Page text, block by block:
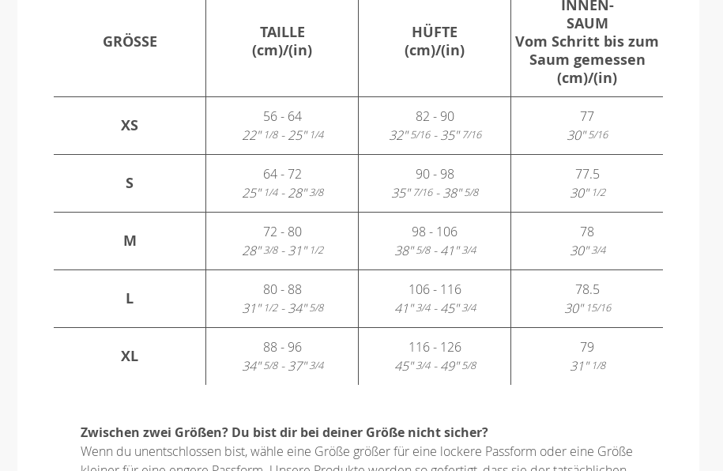
GRÖSSE
TAILLE
(cm)/(in)
HÜFTE
(cm)/(in)
INNEN-
SAUM
Vom Schritt bis zum
Saum gemessen
(cm)/(in)
XS
56 - 64
22"1/8- 25"1/4
82 - 90
32"5/16- 35"7/16
77
30"5/16
S
64 - 72
25"1/4- 28"3/8
90 - 98
35"7/16- 38"5/8
77.5
30"1/2
M
72 - 80
28"3/8- 31"1/2
98 - 106
38"5/8- 41"3/4
78
30"3/4
L
80 - 88
31"1/2- 34"5/8
106 - 116
41"3/4- 45"3/4
78.5
30"15/16
XL
88 - 96
34"5/8- 37"3/4
116 - 126
45"3/4- 49"5/8
79
31"1/8
Zwischen zwei Größen? Du bist dir bei deiner Größe nicht sicher?
Wenn du unentschlossen bist, wähle eine Größe größer für eine lockere Passform oder eine Größe